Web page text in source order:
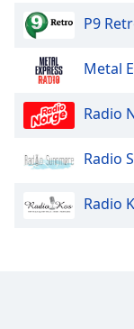
Opacity
Background
Color
Opacity
Caption
P9
Metal
Radio
Radio
Radio